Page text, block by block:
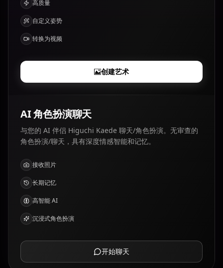
高质量
自定义姿势
转换为视频
创建艺术
AI 角色扮演聊天
与您的 AI 伴侣 Higuchi Kaede 聊天/角色扮演。无审查的
角色扮演/聊天，具有深度情感智能和记忆。
接收照片
长期记忆
高智能 AI
沉浸式角色扮演
开始聊天